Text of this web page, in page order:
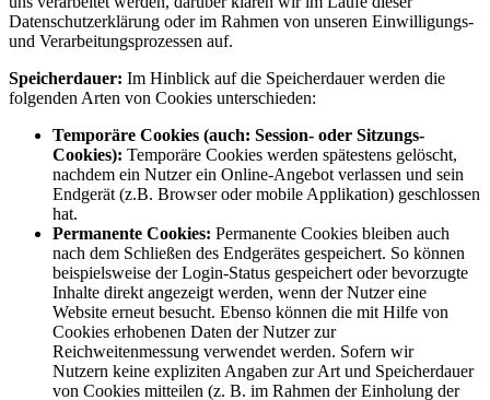
Datenschutzerklärung oder im Rahmen von unseren Einwilligungs-
und Verarbeitungsprozessen auf.
Speicherdauer: Im Hinblick auf die Speicherdauer werden die
folgenden Arten von Cookies unterschieden:
Temporäre Cookies (auch: Session- oder Sitzungs-
Cookies): Temporäre Cookies werden spätestens gelöscht,
nachdem ein Nutzer ein Online-Angebot verlassen und sein
Endgerät (z.B. Browser oder mobile Applikation) geschlossen
hat.
Permanente Cookies: Permanente Cookies bleiben auch
nach dem Schließen des Endgerätes gespeichert. So können
beispielsweise der Login-Status gespeichert oder bevorzugte
Inhalte direkt angezeigt werden, wenn der Nutzer eine
Website erneut besucht. Ebenso können die mit Hilfe von
Cookies erhobenen Daten der Nutzer zur
Reichweitenmessung verwendet werden. Sofern wir
Nutzern keine expliziten Angaben zur Art und Speicherdauer
von Cookies mitteilen (z. B. im Rahmen der Einholung der